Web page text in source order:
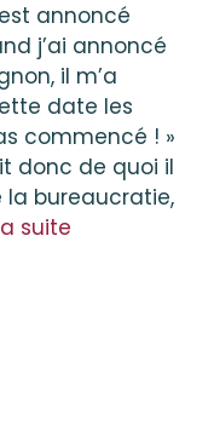
annoncé
j’ai annoncé
il m’a
date les
commencé ! »
donc de quoi il
la bureaucratie,
suite